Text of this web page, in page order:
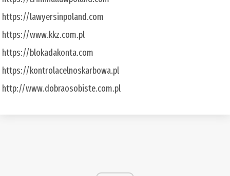
https://lawyersinpoland.com
https://www.kkz.com.pl
https://blokadakonta.com
https://kontrolacelnoskarbowa.pl
http://www.dobraosobiste.com.pl